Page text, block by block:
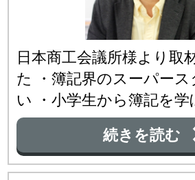
日本商工会議所様より取
た ・簿記界のスーパース
い ・小学生から簿記を学
続きを読む